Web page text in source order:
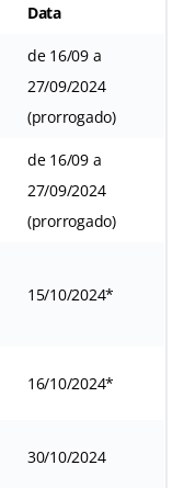
Data
de 16/09 a
27/09/2024
(prorrogado)
de 16/09 a
27/09/2024
(prorrogado)
15/10/2024*
16/10/2024*
30/10/2024